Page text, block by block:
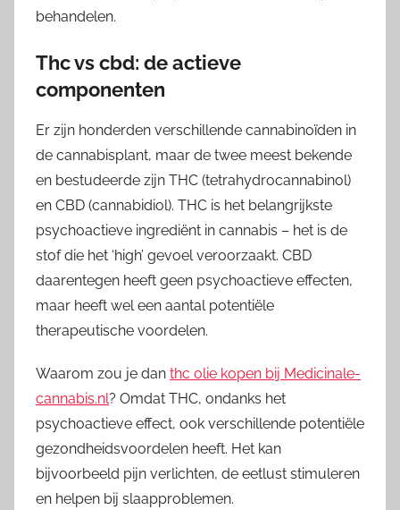
behandelen.
Thc vs cbd: de actieve
componenten
Er zijn honderden verschillende cannabinoïden in
de cannabisplant, maar de twee meest bekende
en bestudeerde zijn THC (tetrahydrocannabinol)
en CBD (cannabidiol). THC is het belangrijkste
psychoactieve ingrediënt in cannabis – het is de
stof die het ‘high’ gevoel veroorzaakt. CBD
daarentegen heeft geen psychoactieve effecten,
maar heeft wel een aantal potentiële
therapeutische voordelen.
Waarom zou je dan thc olie kopen bij Medicinale-
cannabis.nl? Omdat THC, ondanks het
psychoactieve effect, ook verschillende potentiële
gezondheidsvoordelen heeft. Het kan
bijvoorbeeld pijn verlichten, de eetlust stimuleren
en helpen bij slaapproblemen.